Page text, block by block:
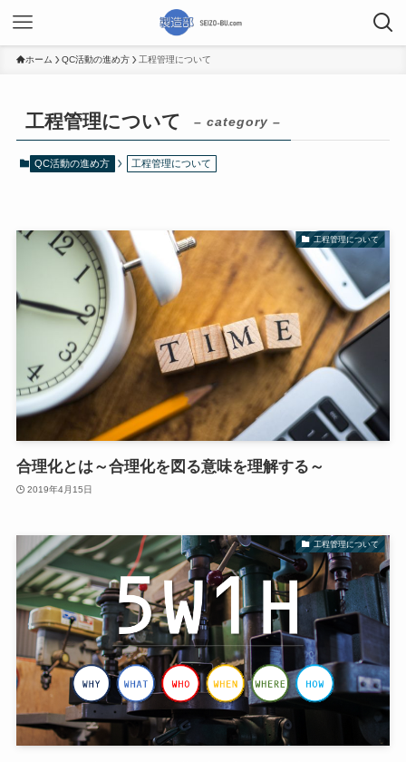
ホーム QC活動の進め方 工程管理について
工程管理について – category –
QC活動の進め方 工程管理について
工程管理について
合理化とは～合理化を図る意味を理解する～
2019年4月15日
工程管理について